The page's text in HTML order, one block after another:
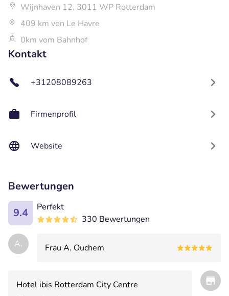
Wijnhaven 12, 3011 WP Rotterdam
409 km von Le Havre
0km vom Bahnhof
Kontakt
+31208089263
Firmenprofil
Website
Bewertungen
9.4
Perfekt
330 Bewertungen
A. Frau A. Ouchem
Hotel ibis Rotterdam City Centre